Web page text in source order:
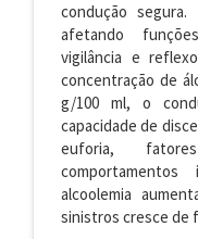
condução
afetando
vigilância e
concentração de
g/100 ml, o
capacidade de
euforia,
alcoolemia
sinistros cresce de